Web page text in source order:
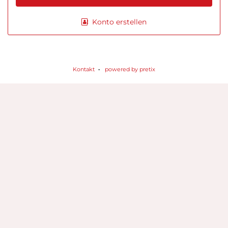
Konto erstellen
Kontakt powered by pretix